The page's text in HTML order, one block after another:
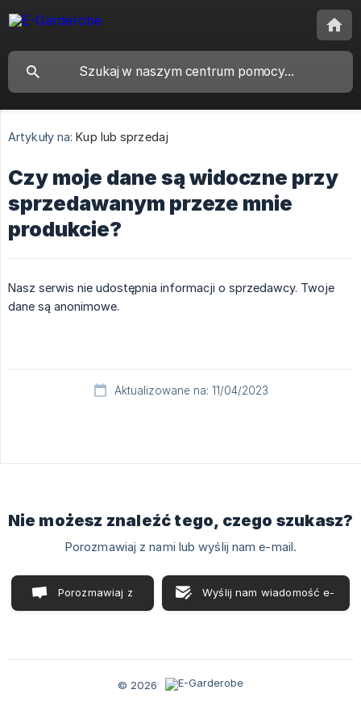
Artykuły na: Kup lub sprzedaj
Czy moje dane są widoczne przy
sprzedawanym przeze mnie
produkcie?
Nasz serwis nie udostępnia informacji o sprzedawcy. Twoje
dane są anonimowe.
Aktualizowane na: 11/04/2023
Nie możesz znaleźć tego, czego szukasz?
Porozmawiaj z nami lub wyślij nam e-mail.
Porozmawiaj z Wyślij nam wiadomość e-
© 2026